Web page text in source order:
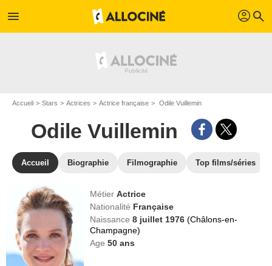
menu profil search
Accueil Stars Actrices Actrice française Odile Vuillemin
Odile Vuillemin
Accueil Biographie Filmographie Top films/séries
MétierActrice
Nationalité Française
Naissance8 juillet 1976(Châlons-en-
Champagne)
Age50 ans